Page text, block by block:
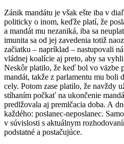
Zánik mandátu je však ešte iba v
politicky o inom, keďže platí, že
a mandát mu nezaniká, iba sa
imunita sa od jej zavedenia totiž
začiatku – napríklad – nastupovali
vládnej koalície aj preto, aby sa
Neskôr platilo, že keď bol vo väzbe
mandát, takže z parlamentu mu boli
cely. Potom zase platilo, že navždy
stíhaním počkať na ukončenie
predlžovala aj premlčacia doba. A
každého: poslanec-neposlanec.
v súvislosti s aktuálnym
podstatné a postačujúce.